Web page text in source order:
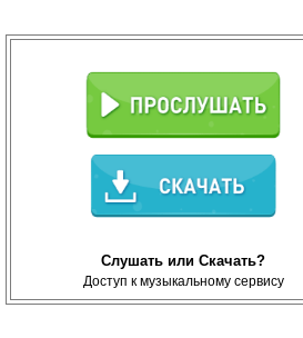
Слушать или Скачать?
Доступ к музыкальному сервису